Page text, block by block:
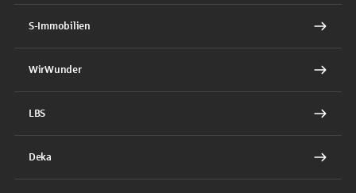
S-Immobilien
WirWunder
LBS
Deka